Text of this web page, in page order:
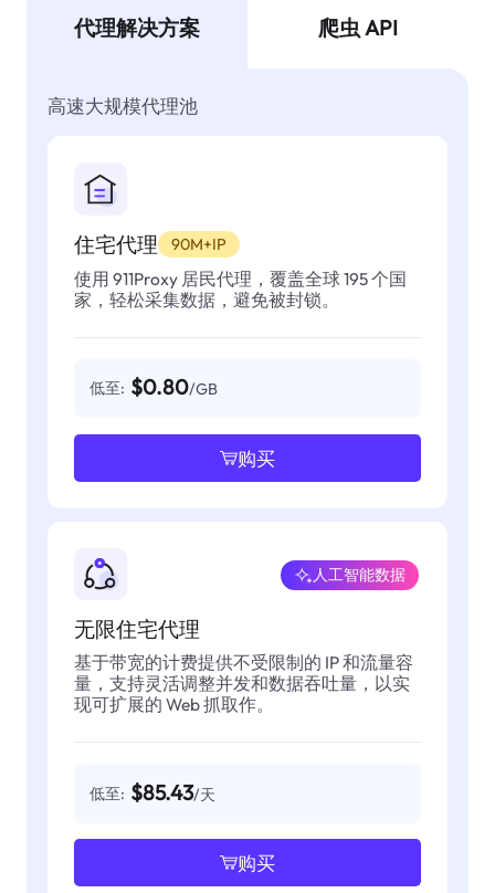
代理解决方案 爬虫 API
高速大规模代理池
住宅代理 90M+IP
使用 911Proxy 居民代理，覆盖全球 195 个国
家，轻松采集数据，避免被封锁。
低至: $0.80/GB
购买
无限住宅代理
人工智能数据
基于带宽的计费提供不受限制的 IP 和流量容
量，支持灵活调整并发和数据吞吐量，以实
现可扩展的 Web 抓取作。
低至: $85.43/天
购买